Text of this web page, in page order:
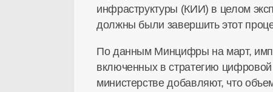
инфраструктуры (КИИ) в целом
должны были завершить этот
По данным Минцифры на март,
включенных в стратегию
министерстве добавляют, что